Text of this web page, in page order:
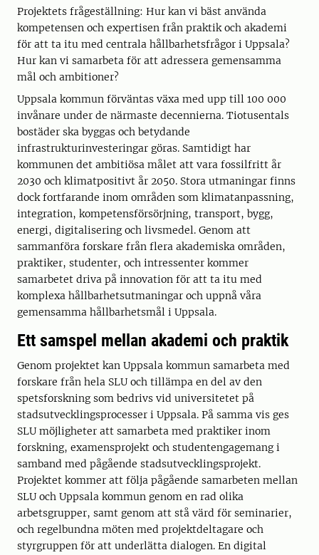
Projektets frågeställning: Hur kan vi bäst använda
kompetensen och expertisen från praktik och akademi
för att ta itu med centrala hållbarhetsfrågor i Uppsala?
Hur kan vi samarbeta för att adressera gemensamma
mål och ambitioner?
Uppsala kommun förväntas växa med upp till 100 000
invånare under de närmaste decennierna. Tiotusentals
bostäder ska byggas och betydande
infrastrukturinvesteringar göras. Samtidigt har
kommunen det ambitiösa målet att vara fossilfritt år
2030 och klimatpositivt år 2050. Stora utmaningar finns
dock fortfarande inom områden som klimatanpassning,
integration, kompetensförsörjning, transport, bygg,
energi, digitalisering och livsmedel. Genom att
sammanföra forskare från flera akademiska områden,
praktiker, studenter, och intressenter kommer
samarbetet driva på innovation för att ta itu med
komplexa hållbarhetsutmaningar och uppnå våra
gemensamma hållbarhetsmål i Uppsala.
Ett samspel mellan akademi och praktik
Genom projektet kan Uppsala kommun samarbeta med
forskare från hela SLU och tillämpa en del av den
spetsforskning som bedrivs vid universitetet på
stadsutvecklingsprocesser i Uppsala. På samma vis ges
SLU möjligheter att samarbeta med praktiker inom
forskning, examensprojekt och studentengagemang i
samband med pågående stadsutvecklingsprojekt.
Projektet kommer att följa pågående samarbeten mellan
SLU och Uppsala kommun genom en rad olika
arbetsgrupper, samt genom att stå värd för seminarier,
och regelbundna möten med projektdeltagare och
styrgruppen för att underlätta dialogen. En digital